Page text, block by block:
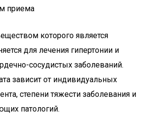
приема
которого является
для лечения гипертонии и
сосудистых заболеваний.
зависит от индивидуальных
степени тяжести заболевания и
патологий.